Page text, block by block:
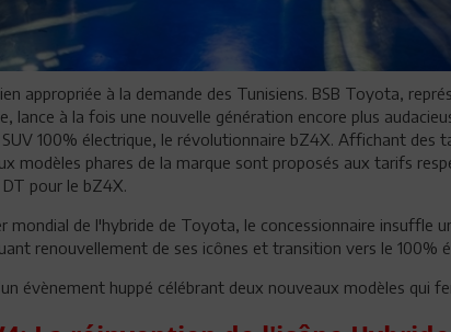
appropriée à la demande des Tunisiens. BSB Toyota,
lance à la fois une nouvelle génération encore plus
100% électrique, le révolutionnaire bZ4X. Affichant des
modèles phares de la marque sont proposés aux tarifs
pour le bZ4X.
mondial de l'hybride de Toyota, le concessionnaire insuffle
renouvellement de ses icônes et transition vers le 100%
évènement huppé célébrant deux nouveaux modèles qui